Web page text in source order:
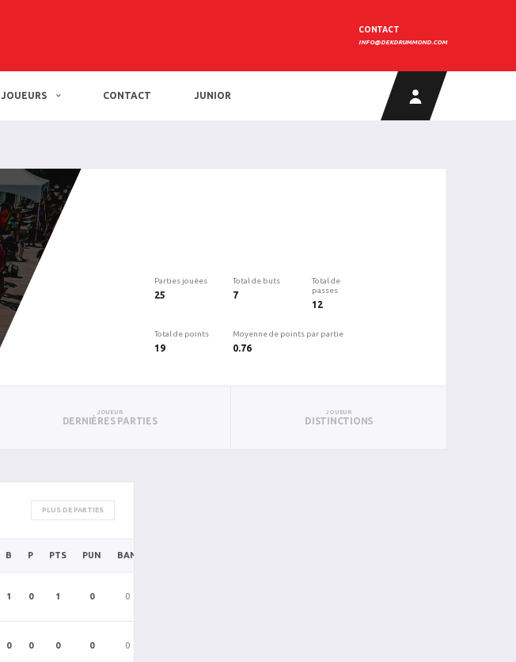
CONTACT
INFO@DEKDRUMMOND.COM
JOUEURS CONTACT JUNIOR
Parties jouées
25
Total de buts
7
Total de
passes
12
Total de points
19
Moyenne de points par partie
0.76
JOUEUR
DERNIÈRES PARTIES
JOUEUR
DISTINCTIONS
PLUS DE PARTIES
B P PTS PUN BAN
1 0 1 0 0
0 0 0 0 0